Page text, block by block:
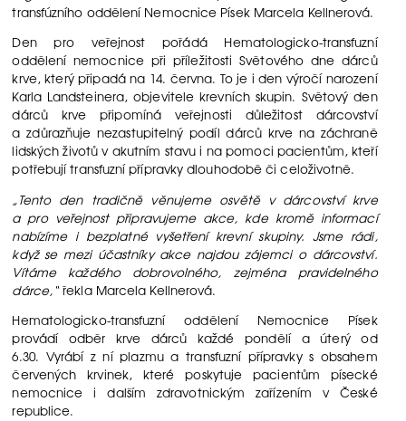
transfúzního oddělení Nemocnice Písek Marcela Kellnerová.
Den pro veřejnost pořádá Hematologicko-transfuzní
oddělení nemocnice při příležitosti Světového dne dárců
krve, který připadá na 14. června. To je i den výročí narození
Karla Landsteinera, objevitele krevních skupin. Světový den
dárců krve připomíná veřejnosti důležitost dárcovství
a zdůrazňuje nezastupitelný podíl dárců krve na záchraně
lidských životů v akutním stavu i na pomoci pacientům, kteří
potřebují transfuzní přípravky dlouhodobě či celoživotně.
„Tento den tradičně věnujeme osvětě v dárcovství krve
a pro veřejnost připravujeme akce, kde kromě informací
nabízíme i bezplatné vyšetření krevní skupiny. Jsme rádi,
když se mezi účastníky akce najdou zájemci o dárcovství.
Vítáme každého dobrovolného, zejména pravidelného
dárce,“řekla Marcela Kellnerová.
Hematologicko-transfuzní oddělení Nemocnice Písek
provádí odběr krve dárců každé pondělí a úterý od
6.30. Vyrábí z ní plazmu a transfuzní přípravky s obsahem
červených krvinek, které poskytuje pacientům písecké
nemocnice i dalším zdravotnickým zařízením v České
republice.